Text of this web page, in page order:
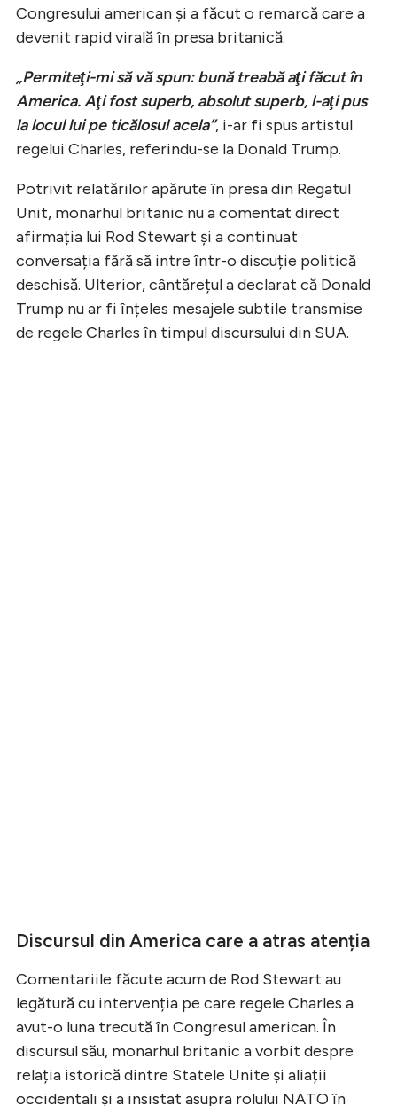
Congresului american și a făcut o remarcă care a
devenit rapid virală în presa britanică.
„Permiteţi-mi să vă spun: bună treabă aţi făcut în
America. Aţi fost superb, absolut superb, l-aţi pus
la locul lui pe ticălosul acela”, i-ar fi spus artistul
regelui Charles, referindu-se la Donald Trump.
Potrivit relatărilor apărute în presa din Regatul
Unit, monarhul britanic nu a comentat direct
afirmația lui Rod Stewart și a continuat
conversația fără să intre într-o discuție politică
deschisă. Ulterior, cântărețul a declarat că Donald
Trump nu ar fi înțeles mesajele subtile transmise
de regele Charles în timpul discursului din SUA.
Discursul din America care a atras atenția
Comentariile făcute acum de Rod Stewart au
legătură cu intervenția pe care regele Charles a
avut-o luna trecută în Congresul american. În
discursul său, monarhul britanic a vorbit despre
relația istorică dintre Statele Unite și aliații
occidentali și a insistat asupra rolului NATO în